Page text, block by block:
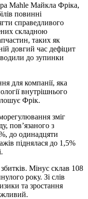
Mahle Майкла Фріка,
повинні
справедливого
складною
таких як
довгий час дефіцит
до зупинки
для компанії, яка
внутрішнього
Фрік.
зміг
пов’язаного з
до одинадцяти
піднялася до 1,5%
Мінус склав 108
року. Зі слів
та зростання